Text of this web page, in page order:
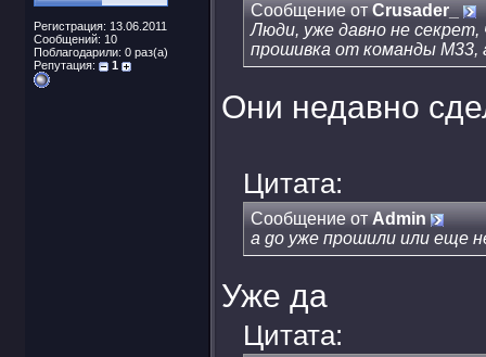
Регистрация: 13.06.2011
Сообщений: 10
Поблагодарили: 0 раз(а)
Репутация:
1
Сообщение отCrusader_
Люди, уже давно не
прошивка от команды М33,
Они недавно
Цитата:
Сообщение отAdmin
а go уже прошили или еще
Уже да
Цитата: